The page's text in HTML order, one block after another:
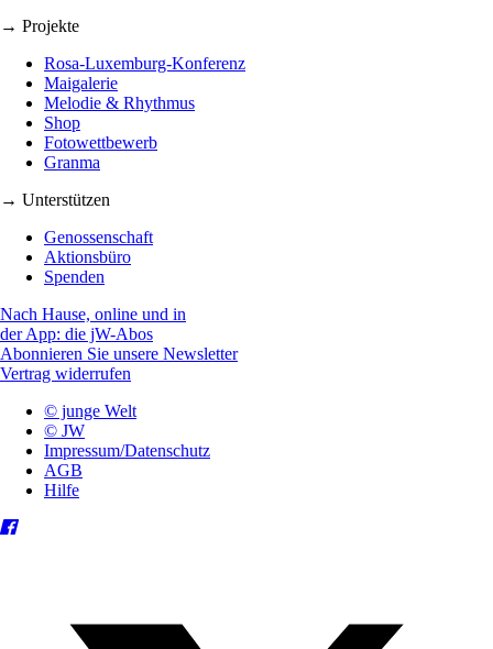
→ Projekte
Rosa-Luxemburg-Konferenz
Maigalerie
Melodie & Rhythmus
Shop
Fotowettbewerb
Granma
→ Unterstützen
Genossenschaft
Aktionsbüro
Spenden
Nach Hause, online und in
der App: die jW-Abos
Abonnieren Sie unsere Newsletter
Vertrag widerrufen
© junge Welt
© JW
Impressum/Datenschutz
AGB
Hilfe